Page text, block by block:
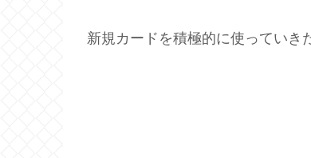
新規カードを積極的に使っていき